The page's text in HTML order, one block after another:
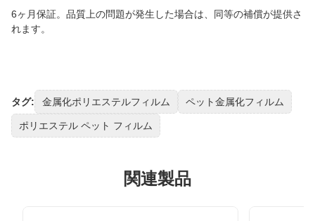
6ヶ月保証。品質上の問題が発生した場合は、同等の補償が提供さ
れます。
タグ: 金属化ポリエステルフィルム ペット金属化フィルム
ポリエステル ペット フィルム
関連製品